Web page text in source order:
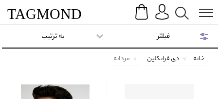
Search
TAGMOND
به ترتیب
خانه دی فرانکلین مردانه
فیلتر